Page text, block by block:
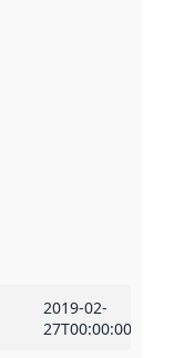
2019-02-
27T00:00:00Z